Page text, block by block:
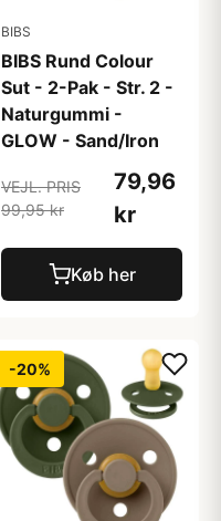
BIBS
BIBS Rund Colour
Sut - 2-Pak - Str. 2 -
Naturgummi -
GLOW - Sand/Iron
VEJL. PRIS
99,95 kr
79,96
kr
Køb her
-20%